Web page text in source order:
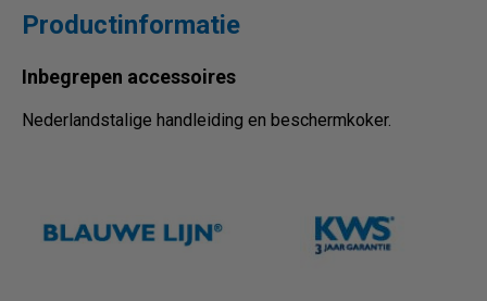
Productinformatie
Inbegrepen accessoires
Nederlandstalige handleiding en beschermkoker.